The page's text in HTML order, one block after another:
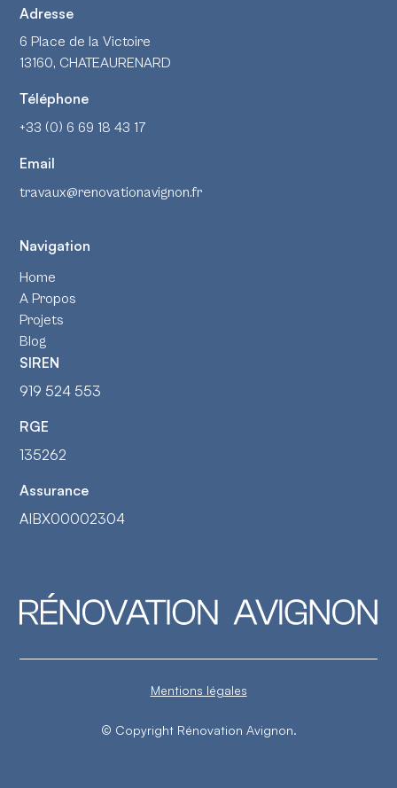
Adresse
6 Place de la Victoire
13160, CHATEAURENARD
Téléphone
+33 (0) 6 69 18 43 17
Email
travaux@renovationavignon.fr
Navigation
Home
A Propos
Projets
Blog
SIREN
919 524 553
RGE
135262
Assurance
AIBX00002304
© Copyright Rénovation Avignon.
Mentions légales